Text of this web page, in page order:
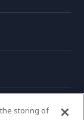
the storing of